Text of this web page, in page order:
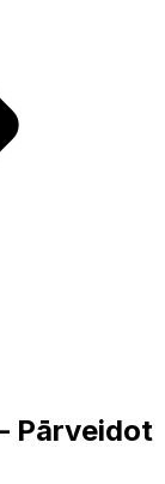
Pārveidot